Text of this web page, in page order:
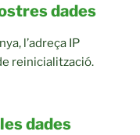
dades
l’adreça IP
reinicialització.
dades